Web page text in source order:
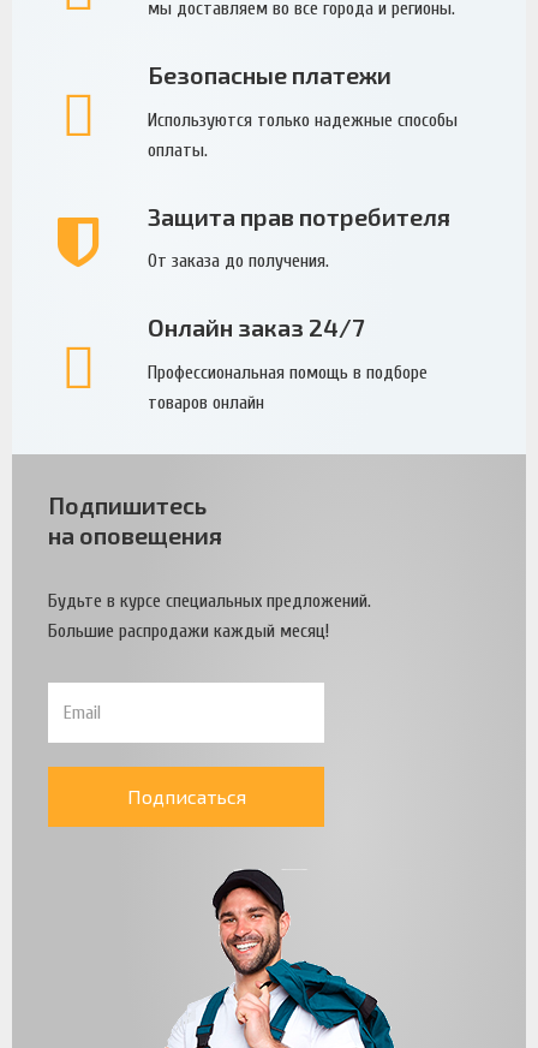
мы доставляем во все города и регионы.
Безопасные платежи
Используются только надежные способы
оплаты.
Защита прав потребителя
От заказа до получения.
Онлайн заказ 24/7
Профессиональная помощь в подборе
товаров онлайн
Подпишитесь
на оповещения
Будьте в курсе специальных предложений.
Большие распродажи каждый месяц!
Подписаться